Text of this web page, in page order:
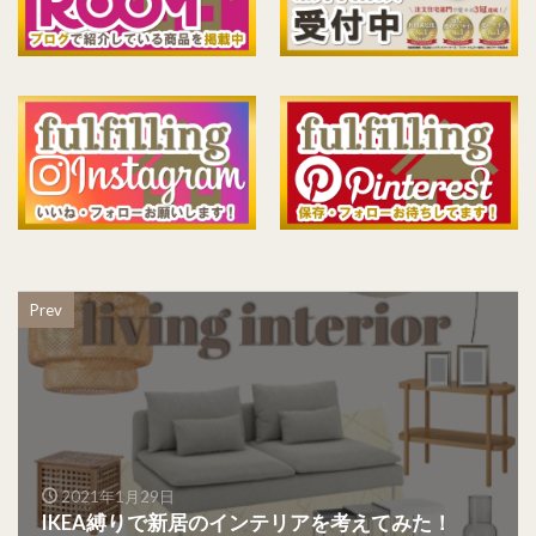
Prev
2021年1月29日
IKEA縛りで新居のインテリアを考えてみた！